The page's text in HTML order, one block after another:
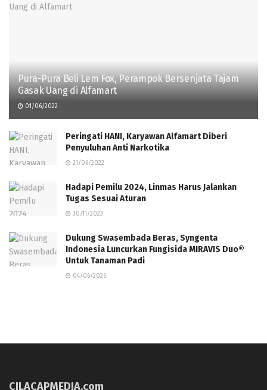
Pura-Pura Beli Lem Fox, Perampok Bersenjata Tajam
Gasak Uang di Alfamart
01/06/2022
Peringati HANI, Karyawan Alfamart Diberi
Penyuluhan Anti Narkotika
21/06/2022
Hadapi Pemilu 2024, Linmas Harus Jalankan
Tugas Sesuai Aturan
30/11/2023
Dukung Swasembada Beras, Syngenta
Indonesia Luncurkan Fungisida MIRAVIS Duo®
Untuk Tanaman Padi
04/06/2026
CILACAPMEDIA.com